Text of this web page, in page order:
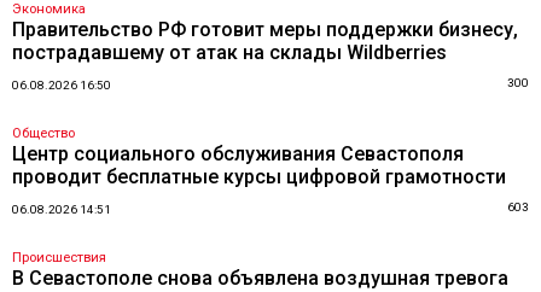
Экономика
Правительство РФ готовит меры поддержки бизнесу,
пострадавшему от атак на склады Wildberries
06.08.2026 16:50 300
Общество
Центр социального обслуживания Севастополя
проводит бесплатные курсы цифровой грамотности
06.08.2026 14:51 603
Происшествия
В Севастополе снова объявлена воздушная тревога